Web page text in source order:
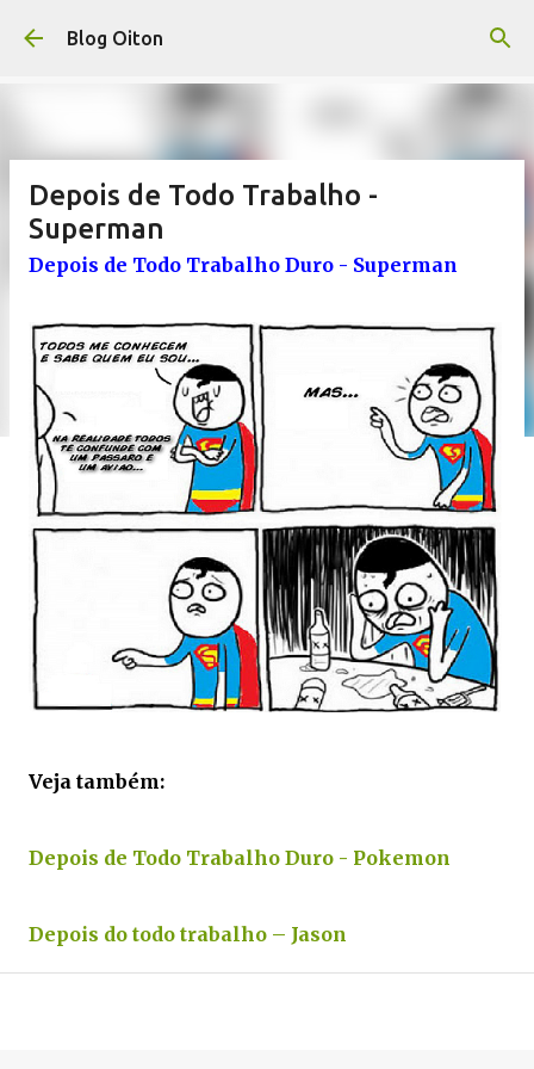
Pular para o conteúdo principal
Blog Oiton
Depois de Todo Trabalho -
Superman
Depois de Todo Trabalho Duro - Superman
Veja também:
Depois de Todo Trabalho Duro - Pokemon
Depois do todo trabalho – Jason